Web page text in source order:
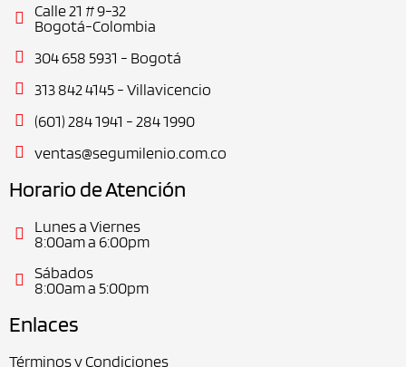
Calle 21 # 9-32
Bogotá-Colombia
304 658 5931 - Bogotá
313 842 4145 - Villavicencio
(601) 284 1941 - 284 1990
ventas@segumilenio.com.co
Horario de Atención
Lunes a Viernes
8:00am a 6:00pm
Sábados
8:00am a 5:00pm
Enlaces
Términos y Condiciones